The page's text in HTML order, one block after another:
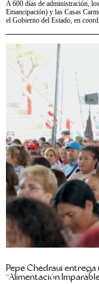
A 600 días de administración,
Emancipación) y las Casas
el Gobierno del Estado, en
Pepe Chedraui entrega
“Alimentación